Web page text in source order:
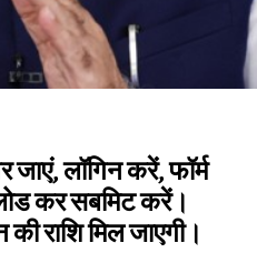
लॉगिन करें, फॉर्म
कर सबमिट करें।
राशि मिल जाएगी।